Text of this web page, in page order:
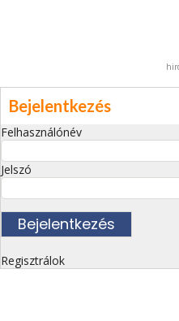
Bejelentkezés
Felhasználónév
Jelszó
Regisztrálok